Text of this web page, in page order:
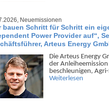
Neuemissionen
bauen Schritt für Schritt ein
Power Provider auf“,
Arteus Energy
Die Arteus Energy
der
beschleu­nigen,
Weiterlesen